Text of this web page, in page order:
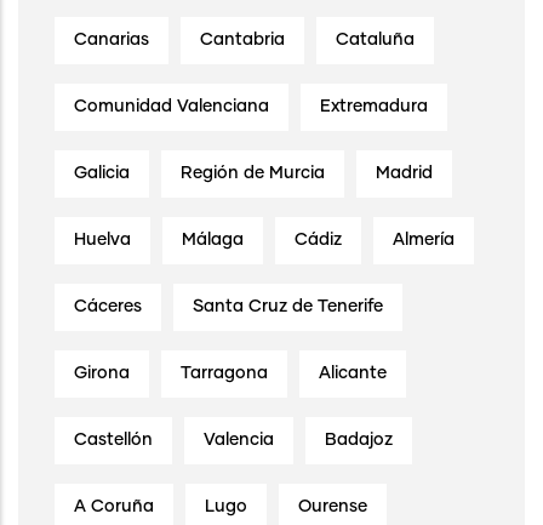
Canarias Cantabria Cataluña
Comunidad Valenciana Extremadura
Galicia Región de Murcia Madrid
Huelva Málaga Cádiz Almería
Cáceres Santa Cruz de Tenerife
Girona Tarragona Alicante
Castellón Valencia Badajoz
A Coruña Lugo Ourense